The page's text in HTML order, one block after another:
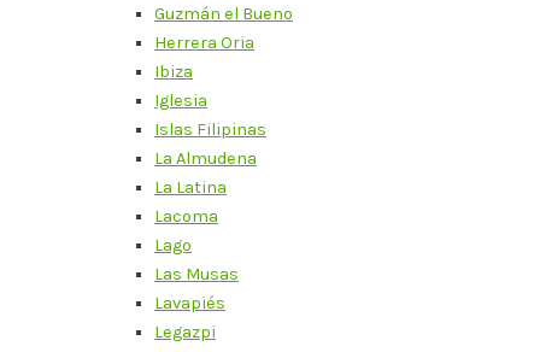
Guzmán el Bueno
Herrera Oria
Ibiza
Iglesia
Islas Filipinas
La Almudena
La Latina
Lacoma
Lago
Las Musas
Lavapiés
Legazpi